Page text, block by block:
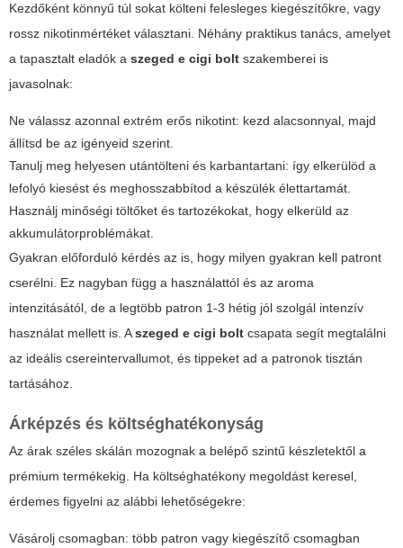
Kezdőként könnyű túl sokat költeni felesleges kiegészítőkre, vagy
rossz nikotinmértéket választani. Néhány praktikus tanács, amelyet
a tapasztalt eladók a szeged e cigi bolt szakemberei is
javasolnak:
Ne válassz azonnal extrém erős nikotint: kezd alacsonnyal, majd
állítsd be az igényeid szerint.
Tanulj meg helyesen utántölteni és karbantartani: így elkerülöd a
lefolyó kiesést és meghosszabbítod a készülék élettartamát.
Használj minőségi töltőket és tartozékokat, hogy elkerüld az
akkumulátorproblémákat.
Gyakran előforduló kérdés az is, hogy milyen gyakran kell patront
cserélni. Ez nagyban függ a használattól és az aroma
intenzitásától, de a legtöbb patron 1-3 hétig jól szolgál intenzív
használat mellett is. Aszeged e cigi bolt csapata segít megtalálni
az ideális csereintervallumot, és tippeket ad a patronok tisztán
tartásához.
Árképzés és költséghatékonyság
Az árak széles skálán mozognak a belépő szintű készletektől a
prémium termékekig. Ha költséghatékony megoldást keresel,
érdemes figyelni az alábbi lehetőségekre:
Vásárolj csomagban: több patron vagy kiegészítő csomagban